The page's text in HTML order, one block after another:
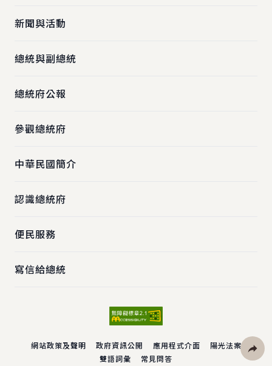
新聞與活動
總統與副總統
總統府公報
參觀總統府
中華民國簡介
認識總統府
便民服務
寫信給總統
網站政策及聲明 政府資訊公開 應用程式介面
陽光法案
雙語詞彙
常見問答